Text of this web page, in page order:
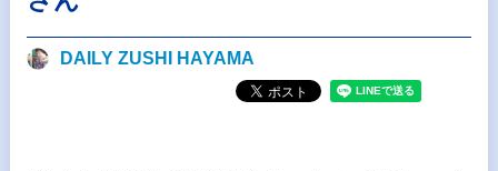
DAILY ZUSHI HAYAMA